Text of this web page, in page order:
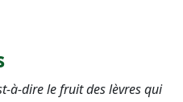
à-dire le fruit des lèvres qui